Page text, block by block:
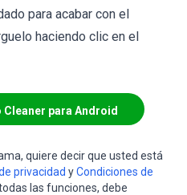
para acabar con el
haciendo clic en el
Cleaner para Android
quiere decir que usted está
privacidad yCondiciones de
las funciones, debe